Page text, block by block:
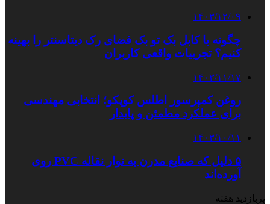
۱۴۰۳/۱۲/۰۹
چگونه با کابل بک تو بک فضای رک دیتاسنتر را بهینه
کنیم؟ تجربیات واقعی کاربران
۱۴۰۳/۱۱/۱۷
روغن کمپرسور اطلس کوپکو؛ انتخابی مهندسی
برای عملکرد مطمئن و پایدار
۱۴۰۳/۱۰/۱۱
۵ دلیل که صنایع مدرن به نوار نقاله PVC روی
آورده‌اند
پربازدید هفته